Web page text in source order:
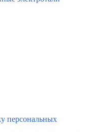
персональных